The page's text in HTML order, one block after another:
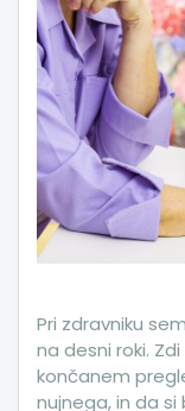
Pri zdravniku
na desni roki.
končanem
nujnega, in da